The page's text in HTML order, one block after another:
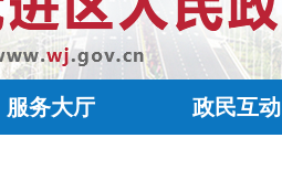
服务大厅 政民互动